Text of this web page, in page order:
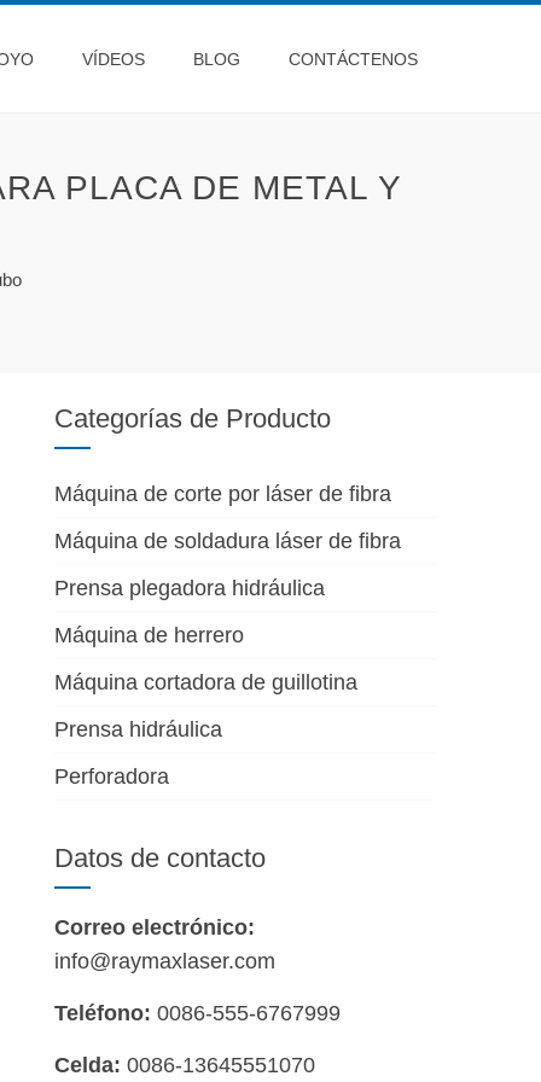
VÍDEOS BLOG CONTÁCTENOS
PLACA DE METAL Y
Categorías de Producto
Máquina de corte por láser de fibra
Máquina de soldadura láser de fibra
Prensa plegadora hidráulica
Máquina de herrero
Máquina cortadora de guillotina
Prensa hidráulica
Perforadora
Datos de contacto
Correo electrónico:
info@raymaxlaser.com
Teléfono: 0086-555-6767999
Celda: 0086-13645551070